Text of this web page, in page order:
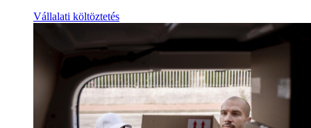
Vállalati költöztetés